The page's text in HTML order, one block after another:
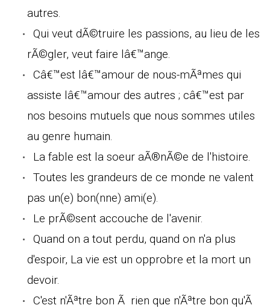
autres.
Qui veut dÃ©truire les passions, au lieu de les
rÃ©gler, veut faire lâ€™ange.
Câ€™est lâ€™amour de nous-mÃªmes qui
assiste lâ€™amour des autres ; câ€™est par
nos besoins mutuels que nous sommes utiles
au genre humain.
La fable est la soeur aÃ®nÃ©e de l'histoire.
Toutes les grandeurs de ce monde ne valent
pas un(e) bon(nne) ami(e).
Le prÃ©sent accouche de l'avenir.
Quand on a tout perdu, quand on n'a plus
d'espoir, La vie est un opprobre et la mort un
devoir.
C'est n'Ãªtre bon Ã rien que n'Ãªtre bon qu'Ã